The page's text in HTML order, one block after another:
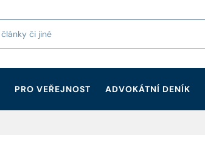
PRO VEŘEJNOST ADVOKÁTNÍ DENÍK